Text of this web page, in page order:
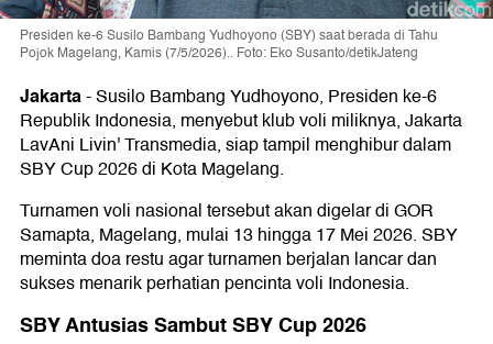
Presiden ke-6 Susilo Bambang Yudhoyono (SBY) saat berada di Tahu
Pojok Magelang, Kamis (7/5/2026).. Foto: Eko Susanto/detikJateng
Jakarta-Susilo Bambang Yudhoyono, Presiden ke-6
Republik Indonesia, menyebut klub voli miliknya,Jakarta
LavAni Livin' Transmedia, siap tampil menghibur dalam
SBY Cup 2026di Kota Magelang.
Turnamen voli nasional tersebut akan digelar di GOR
Samapta, Magelang, mulai 13 hingga 17 Mei 2026. SBY
meminta doa restu agar turnamen berjalan lancar dan
sukses menarik perhatian pencinta voli Indonesia.
SBY Antusias Sambut SBY Cup 2026